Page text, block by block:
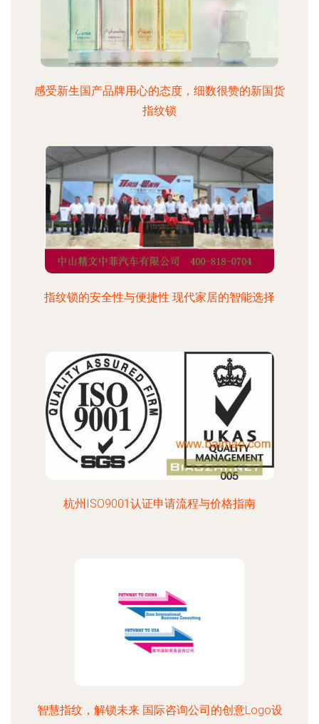
感受新生国产品牌用心的态度，细数很赞的新国货
指纹锁
指纹锁的安全性与便捷性 现代家居的智能选择
杭州ISO9001认证申请流程与价格指南
智慧指纹，解锁未来 国际咨询公司的创意Logo设